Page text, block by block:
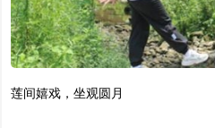
莲间嬉戏，坐观圆月